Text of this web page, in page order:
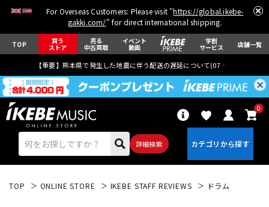
For Overseas Customers: Please visit "https://global.ikebe-
gakki.com/" for direct international shipping.
TOP 買う
ストア
売る
中古買取
イベント
動画
学割
サービス 店舗一覧
【重要】熊本県で発生した地震に伴う配送の遅延について(07月29日
詳細検索
0
TOP ONLINE STORE IKEBE STAFF REVIEWS ドラム